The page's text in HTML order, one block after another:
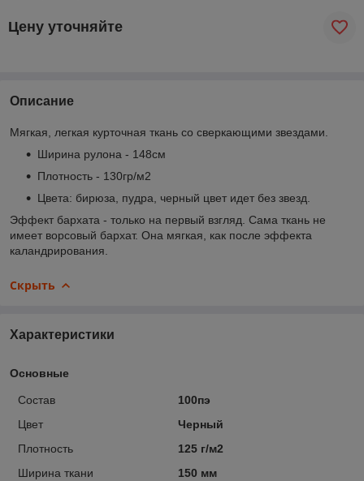
Цену уточняйте
Описание
Мягкая, легкая курточная ткань со сверкающими звездами.
Ширина рулона - 148см
Плотность - 130гр/м2
Цвета: бирюза, пудра, черный цвет идет без звезд.
Эффект бархата - только на первый взгляд. Сама ткань не
имеет ворсовый бархат. Она мягкая, как после эффекта
каландрирования.
Скрыть
Характеристики
Основные
Состав
100пэ
Цвет
Черный
Плотность
125 г/м2
Ширина ткани
150 мм